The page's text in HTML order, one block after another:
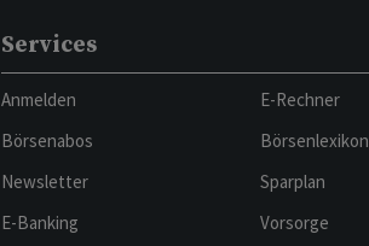
Services
Anmelden
Börsenabos
Newsletter
E-Banking
E-Rechner
Börsenlexikon
Sparplan
Vorsorge